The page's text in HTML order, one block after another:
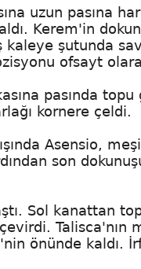
uzun pasına
Kerem'in
kaleye şutunda
ofsayt
pasında
kornere çeldi.
Asensio,
son
Sol kanattan
Talisca'nın
önünde kaldı.